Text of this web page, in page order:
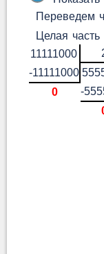
Переведем
Целая
11111000
-11111000
0
-